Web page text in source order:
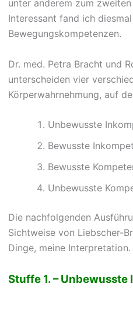
unter anderem zum zweiten
Interessant fand ich
Bewegungskompetenzen.
Dr. med. Petra Bracht und
unterscheiden vier
Körperwahrnehmung, auf
Unbewusste
Bewusste
Bewusste
Unbewusste
Die nachfolgenden
Sichtweise von Liebscher-
Dinge, meine Interpretation.
Stuffe 1. –